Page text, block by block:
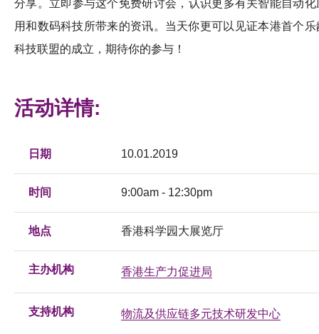
分享。立即参与这个免费研讨会，认识更多有关智能自动化
用和数码科技所带来的资讯。当天你更可以见证本港首个​​乐
科技联盟的成立，期待你的参与！
活动详情:
日期 10.01.2019
时间 9:00am - 12:30pm
地点 香港科学园大展览厅
主办机构 香港生产力促进局
支持机构 物流及供应链多元技术研发中心